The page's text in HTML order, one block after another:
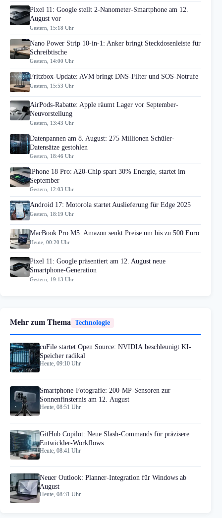
Pixel 11: Google stellt 2-Nanometer-Smartphone am 12.
August vor
Gestern, 15:18 Uhr
Nano Power Strip 10-in-1: Anker bringt Steckdosenleiste für
Schreibtische
Gestern, 14:00 Uhr
Fritzbox-Update: AVM bringt DNS-Filter und SOS-Notrufe
Gestern, 15:53 Uhr
AirPods-Rabatte: Apple räumt Lager vor September-
Neuvorstellung
Gestern, 13:43 Uhr
Datenpannen am 8. August: 275 Millionen Schüler-
Datensätze gestohlen
Gestern, 18:46 Uhr
iPhone 18 Pro: A20-Chip spart 30% Energie, startet im
September
Gestern, 12:03 Uhr
Android 17: Motorola startet Auslieferung für Edge 2025
Gestern, 18:19 Uhr
MacBook Pro M5: Amazon senkt Preise um bis zu 500 Euro
Heute, 00:20 Uhr
Pixel 11: Google präsentiert am 12. August neue
Smartphone-Generation
Gestern, 19:13 Uhr
Mehr zum Thema Technologie
cuFile startet Open Source: NVIDIA beschleunigt KI-
Speicher radikal
Heute, 09:10 Uhr
Smartphone-Fotografie: 200-MP-Sensoren zur
Sonnenfinsternis am 12. August
Heute, 08:51 Uhr
GitHub Copilot: Neue Slash-Commands für präzisere
Entwickler-Workflows
Heute, 08:41 Uhr
Neuer Outlook: Planner-Integration für Windows ab
August
Heute, 08:31 Uhr